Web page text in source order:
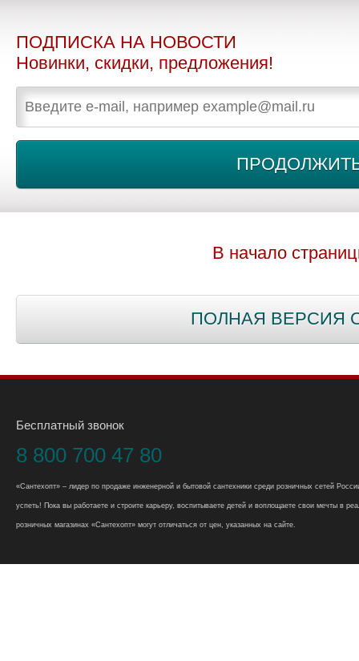
ПОДПИСКА НА НОВОСТИ
Новинки, скидки, предложения!
В начало
ПОЛНАЯ ВЕРСИЯ
Бесплатный звонок
8 800 700 47 80
«Сантехопт» – лидер по продаже инженерной и бытовой сантехники среди розничных сетей
успеть! Пока вы работаете и строите карьеру, воспитываете детей и воплощаете свои мечты в
розничных магазинах «Сантехопт» могут отличаться от цен, указанных на сайте.